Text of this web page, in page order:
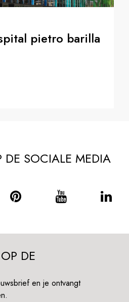
pietro barilla
SOCIALE MEDIA
DE
en je ontvangt